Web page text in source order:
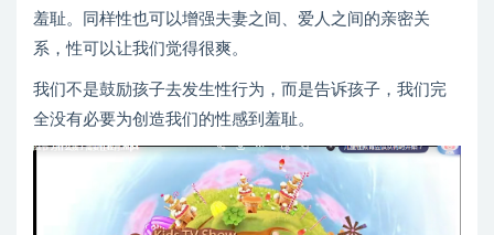
羞耻。同样性也可以增强夫妻之间、爱人之间的亲密关
系，性可以让我们觉得很爽。
我们不是鼓励孩子去发生性行为，而是告诉孩子，我们完
全没有必要为创造我们的性感到羞耻。